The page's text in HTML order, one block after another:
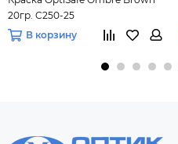
20гр. C250-25
В корзину